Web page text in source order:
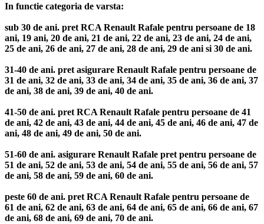
In functie categoria de varsta:
sub 30 de ani. pret RCA Renault Rafale pentru persoane de 18
ani, 19 ani, 20 de ani, 21 de ani, 22 de ani, 23 de ani, 24 de ani,
25 de ani, 26 de ani, 27 de ani, 28 de ani, 29 de ani si 30 de ani.
31-40 de ani. pret asigurare Renault Rafale pentru persoane de
31 de ani, 32 de ani, 33 de ani, 34 de ani, 35 de ani, 36 de ani, 37
de ani, 38 de ani, 39 de ani, 40 de ani.
41-50 de ani. pret RCA Renault Rafale pentru persoane de 41
de ani, 42 de ani, 43 de ani, 44 de ani, 45 de ani, 46 de ani, 47 de
ani, 48 de ani, 49 de ani, 50 de ani.
51-60 de ani. asigurare Renault Rafale pret pentru persoane de
51 de ani, 52 de ani, 53 de ani, 54 de ani, 55 de ani, 56 de ani, 57
de ani, 58 de ani, 59 de ani, 60 de ani.
peste 60 de ani. pret RCA Renault Rafale pentru persoane de
61 de ani, 62 de ani, 63 de ani, 64 de ani, 65 de ani, 66 de ani, 67
de ani, 68 de ani, 69 de ani, 70 de ani.